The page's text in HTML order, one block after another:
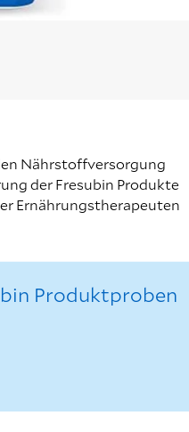
Nährstoffversorgung
der Fresubin Produkte
Ernährungstherapeuten
Produktproben